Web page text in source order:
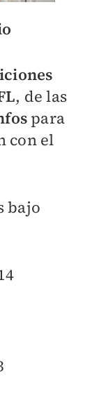
, de las
para
con el
bajo